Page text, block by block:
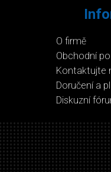
O firmě
Obchodní
Kontaktujte
Doručení a
Diskuzní